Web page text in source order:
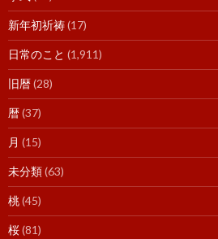
新年初祈祷(17)
日常のこと (1,911)
旧暦(28)
暦(37)
月 (15)
未分類(63)
桃(45)
桜(81)